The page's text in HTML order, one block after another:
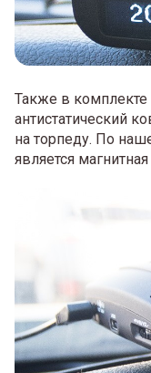
Также в комплекте
антистатический
на торпеду. По
является